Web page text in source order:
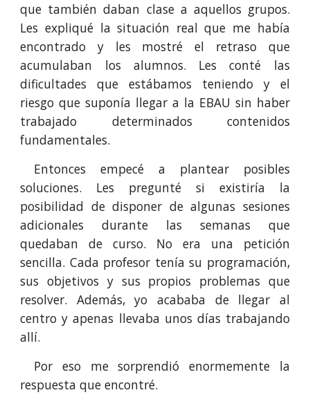
que también daban clase a aquellos grupos.
Les expliqué la situación real que me había
encontrado y les mostré el retraso que
acumulaban los alumnos. Les conté las
dificultades que estábamos teniendo y el
riesgo que suponía llegar a la EBAU sin haber
trabajado determinados contenidos
fundamentales.
Entonces empecé a plantear posibles
soluciones. Les pregunté si existiría la
posibilidad de disponer de algunas sesiones
adicionales durante las semanas que
quedaban de curso. No era una petición
sencilla. Cada profesor tenía su programación,
sus objetivos y sus propios problemas que
resolver. Además, yo acababa de llegar al
centro y apenas llevaba unos días trabajando
allí.
Por eso me sorprendió enormemente la
respuesta que encontré.